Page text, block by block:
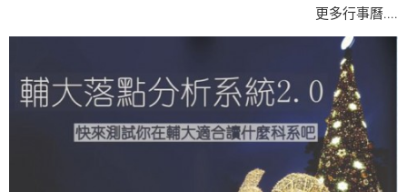
更多行事曆....